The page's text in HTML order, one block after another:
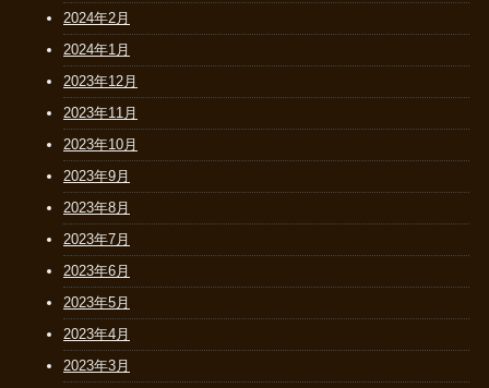
2024年2月
2024年1月
2023年12月
2023年11月
2023年10月
2023年9月
2023年8月
2023年7月
2023年6月
2023年5月
2023年4月
2023年3月